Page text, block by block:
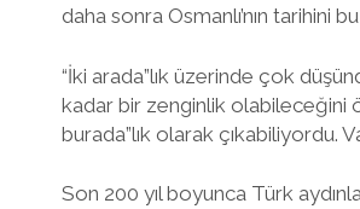
daha sonra Osmanlı’nın tarihini
“İki arada”lık üzerinde çok
kadar bir zenginlik olabileceğini
burada”lık olarak çıkabiliyordu.
Son 200 yıl boyunca Türk